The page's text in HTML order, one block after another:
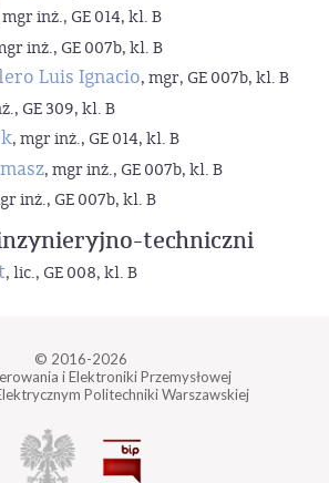
mgr inż., GE 014, kl. B
inż., GE 007b, kl. B
Luis Ignacio, mgr, GE 007b, kl. B
GE 309, kl. B
, mgr inż., GE 014, kl. B
, mgr inż., GE 007b, kl. B
inż., GE 007b, kl. B
techniczni
, lic., GE 008, kl. B
© 2016-2026
i Elektroniki Przemysłowej
Politechniki Warszawskiej